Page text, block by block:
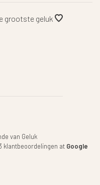
grootste geluk
van Geluk
klantbeoordelingen at Google